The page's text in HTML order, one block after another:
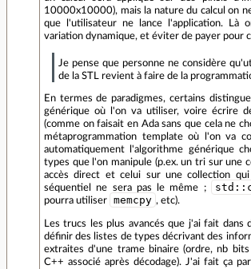
10000x10000), mais la nature du calcul on
que l'utilisateur ne lance l'application. Là
variation dynamique, et éviter de payer pour
Je pense que personne ne considère
de la STL revient à faire de la
En termes de paradigmes, certains
générique où l'on va utiliser, voire écrire
(comme on faisait en Ada sans que cela ne
métaprogrammation template où l'on va
automatiquement l'algorithme générique
types que l'on manipule (p.ex. un tri sur une
accès direct et celui sur une collection
séquentiel ne sera pas le même ;
pourra utiliser
memcpy , etc).
Les trucs les plus avancés que j'ai fait dans
définir des listes de types décrivant des
extraites d'une trame binaire (ordre, nb
C++ associé après décodage). J'ai fait ça